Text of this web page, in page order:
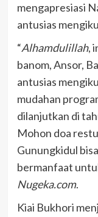
mengapresiasi
antusias
“Alhamdulillah,
banom, Ansor,
antusias
mudahan
dilanjutkan di
Mohon doa
Gunungkidul
bermanfaat
Nugeka.com.
Kiai Bukhori